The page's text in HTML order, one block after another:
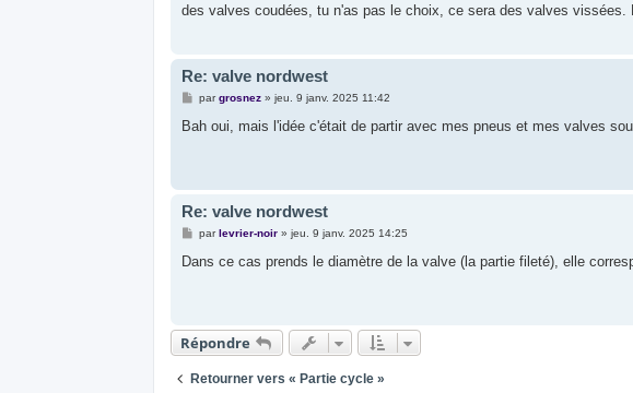
a
des valves coudées, tu n'as pas le choix, ce sera des valves vissées.
Re: valve nordwest
M
s
pargrosnez» jeu. 9 janv. 2025 11:42
Bah oui, mais l'idée c'était de partir avec mes pneus et mes valves
Re: valve nordwest
M
s
parlevrier-noir» jeu. 9 janv. 2025 14:25
Dans ce cas prends le diamètre de la valve (la partie fileté), elle
Répondre
Retourner vers « Partie cycle »